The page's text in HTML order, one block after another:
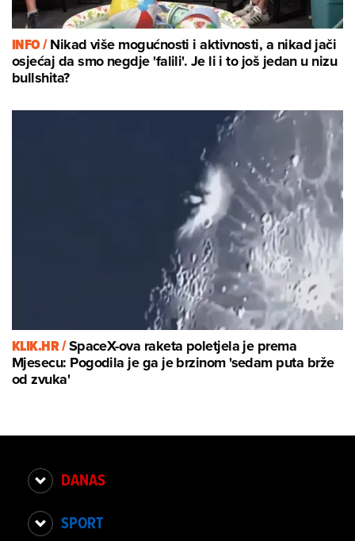
INFO /Nikad više mogućnosti i aktivnosti, a nikad jači
osjećaj da smo negdje 'falili'. Je li i to još jedan u nizu
bullshita?
KLIK.HR /SpaceX-ova raketa poletjela je prema
Mjesecu: Pogodila je ga je brzinom 'sedam puta brže
od zvuka'
DANAS
SPORT